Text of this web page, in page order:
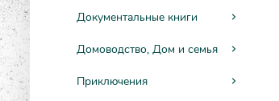
Документальные книги
Домоводство, Дом и семья
Приключения